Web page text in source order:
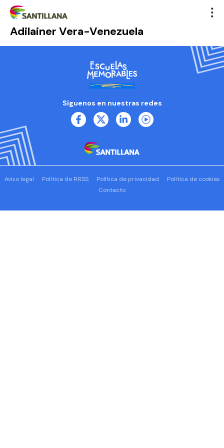
Adilainer Vera-Venezuela
Síguenos en nuestras redes
Aviso legal Política de RRSS Política de privacidad
Política de cookies
Contacto